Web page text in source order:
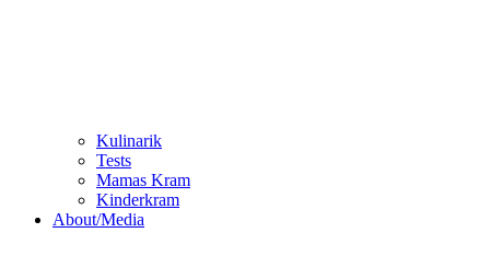
Kulinarik
Tests
Mamas Kram
Kinderkram
About/Media